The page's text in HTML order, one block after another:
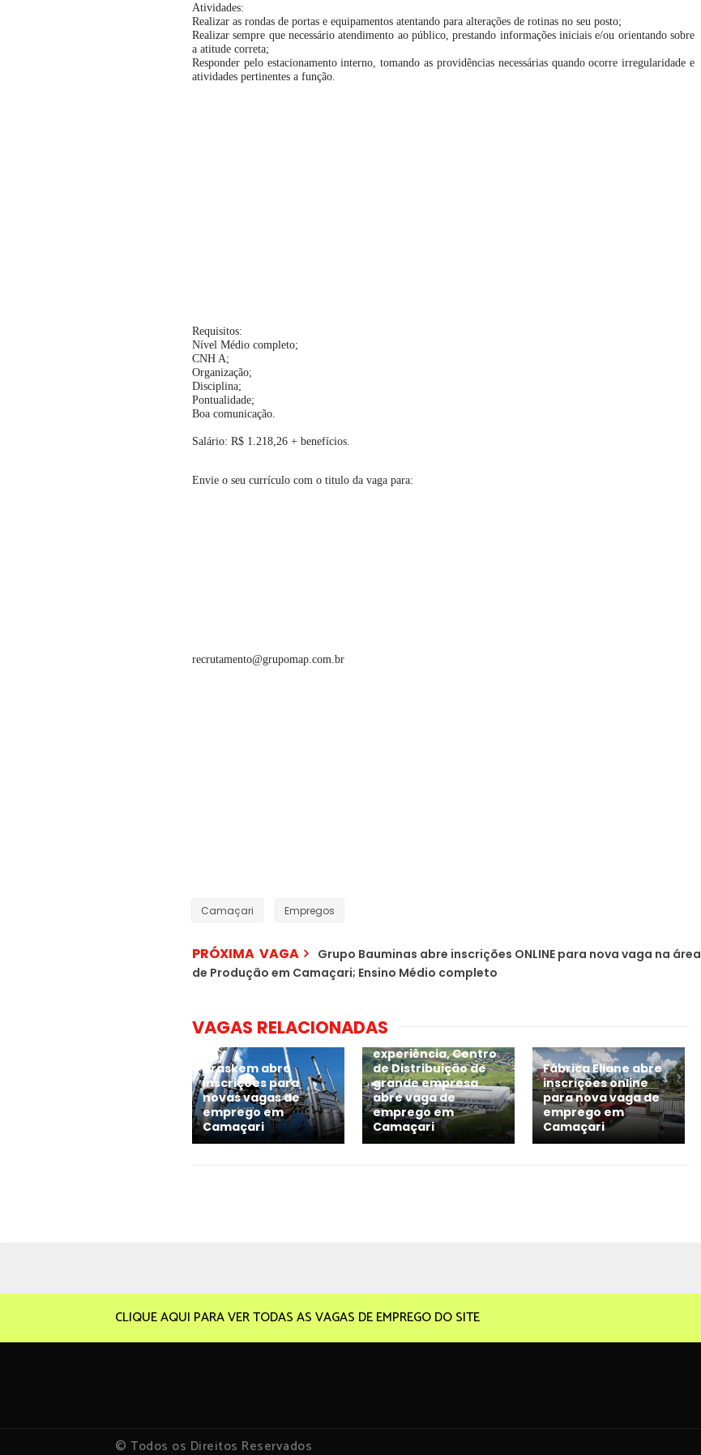
Atividades:
Realizar as rondas de portas e equipamentos atentando para alterações de rotinas no seu posto;
Realizar sempre que necessário atendimento ao público, prestando informações iniciais e/ou orientando sobre
a atitude correta;
Responder pelo estacionamento interno, tomando as providências necessárias quando ocorre irregularidade e
atividades pertinentes a função.
Requisitos:
Nível Médio completo;
CNH A;
Organização;
Disciplina;
Pontualidade;
Boa comunicação.
Salário: R$ 1.218,26 + benefícios.
Envie o seu currículo com o titulo da vaga para:
recrutamento@grupomap.com.br
Camaçari Empregos
PRÓXIMA VAGA
Grupo Bauminas abre inscrições ONLINE para nova vaga na área
de Produção em Camaçari; Ensino Médio completo
VAGAS RELACIONADAS
Braskem abre
inscrições para
novas vagas de
emprego em
Camaçari
experiência, Centro
de Distribuição de
grande empresa
abre vaga de
emprego em
Camaçari
Fábrica Eliane abre
inscrições online
para nova vaga de
emprego em
Camaçari
CLIQUE AQUI PARA VER TODAS AS VAGAS DE EMPREGO DO SITE
© Todos os Direitos Reservados